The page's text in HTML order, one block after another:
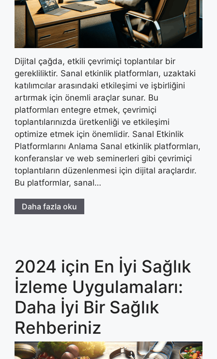
Dijital çağda, etkili çevrimiçi toplantılar bir
gerekliliktir. Sanal etkinlik platformları, uzaktaki
katılımcılar arasındaki etkileşimi ve işbirliğini
artırmak için önemli araçlar sunar. Bu
platformları entegre etmek, çevrimiçi
toplantılarınızda üretkenliği ve etkileşimi
optimize etmek için önemlidir. Sanal Etkinlik
Platformlarını Anlama Sanal etkinlik platformları,
konferanslar ve web seminerleri gibi çevrimiçi
toplantıların düzenlenmesi için dijital araçlardır.
Bu platformlar, sanal…
Daha fazla oku
2024 için En İyi Sağlık
İzleme Uygulamaları:
Daha İyi Bir Sağlık
Rehberiniz